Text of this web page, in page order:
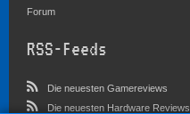
Forum
RSS-Feeds
Die neuesten Gamereviews
Die neuesten Hardware Reviews